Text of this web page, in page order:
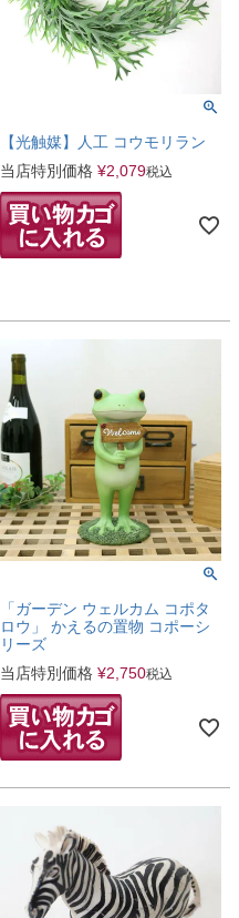
【光触媒】人工 コウモリラン
当店特別価格 ¥2,079税込
「ガーデン ウェルカム コポタ
ロウ」 かえるの置物 コポーシ
リーズ
当店特別価格 ¥2,750税込